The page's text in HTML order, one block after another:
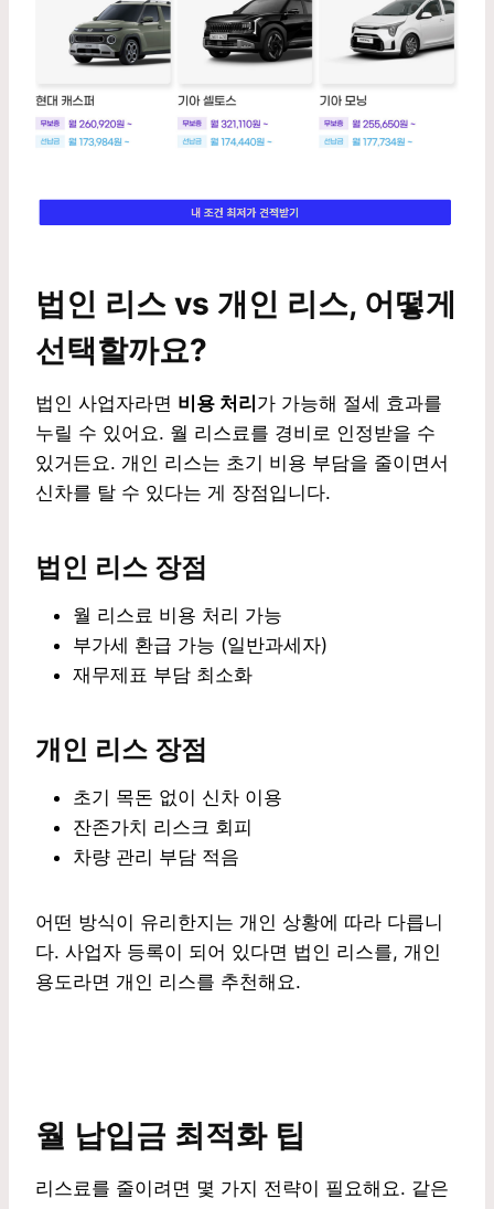
법인 리스 vs 개인 리스, 어떻게
선택할까요?
법인 사업자라면 비용 처리 가 가능해 절세 효과를
누릴 수 있어요. 월 리스료를 경비로 인정받을 수
있거든요. 개인 리스는 초기 비용 부담을 줄이면서
신차를 탈 수 있다는 게 장점입니다.
법인 리스 장점
월 리스료 비용 처리 가능
부가세 환급 가능 (일반과세자)
재무제표 부담 최소화
개인 리스 장점
초기 목돈 없이 신차 이용
잔존가치 리스크 회피
차량 관리 부담 적음
어떤 방식이 유리한지는 개인 상황에 따라 다릅니
다. 사업자 등록이 되어 있다면 법인 리스를, 개인
용도라면 개인 리스를 추천해요.
월 납입금 최적화 팁
리스료를 줄이려면 몇 가지 전략이 필요해요. 같은